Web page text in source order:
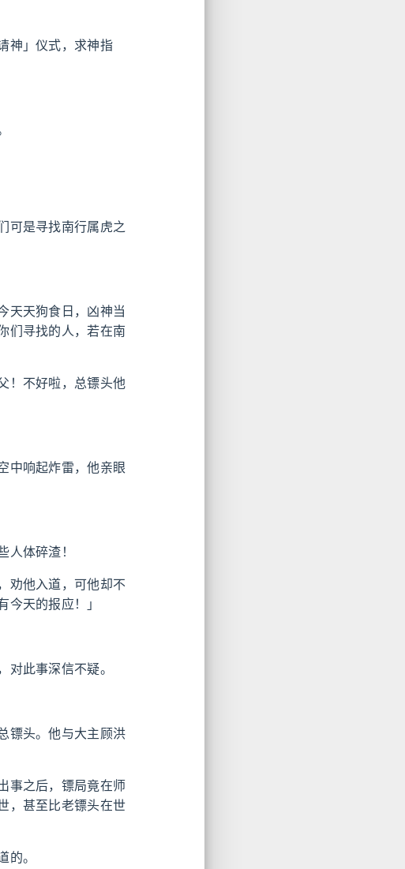
神」仪式，求神指
可是寻找南行属虎之
天天狗食日，凶神当
们寻找的人，若在南
！不好啦，总镖头他
中响起炸雷，他亲眼
体碎渣！
劝他入道，可他却不
天的报应！」
此事深信不疑。
镖头。他与大主顾洪
事之后，镖局竟在师
，甚至比老镖头在世
。